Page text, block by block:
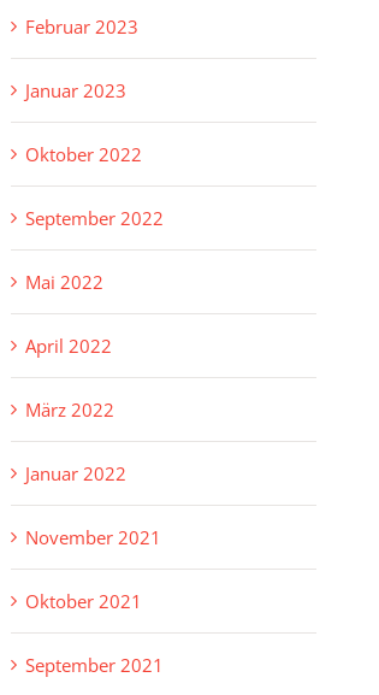
Februar 2023
Januar 2023
Oktober 2022
September 2022
Mai 2022
April 2022
März 2022
Januar 2022
November 2021
Oktober 2021
September 2021